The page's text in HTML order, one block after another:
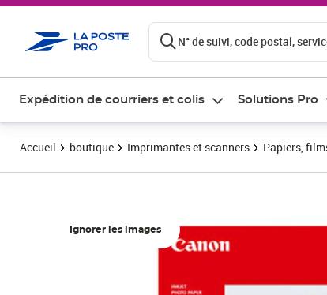
N° de suivi, code postal,
Expédition de courriers et colis Solutions Pro
Accueil boutique Imprimantes et scanners Papiers,
Ignorer les images